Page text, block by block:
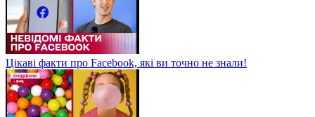
Цікаві факти про Facebook, які ви точно не знали!